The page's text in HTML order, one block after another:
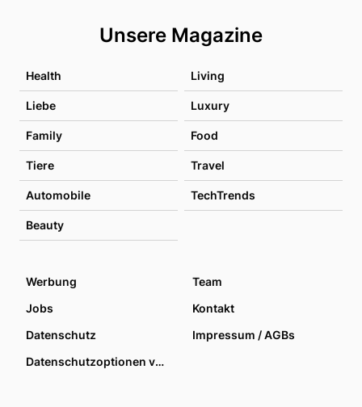
Unsere Magazine
Health Living
Liebe Luxury
Family Food
Tiere Travel
Automobile TechTrends
Beauty
Werbung
Team
Jobs
Kontakt
Datenschutz
Impressum / AGBs
Datenschutzoptionen verwalten